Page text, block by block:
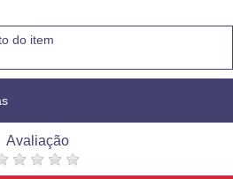
do item
Avaliação